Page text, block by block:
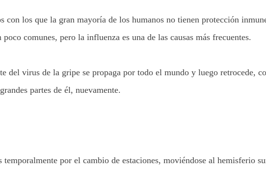
con los que la gran mayoría de los humanos no tienen protección
comunes, pero la influenza es una de las causas más frecuentes.
del virus de la gripe se propaga por todo el mundo y luego retrocede,
partes de él, nuevamente.
temporalmente por el cambio de estaciones, moviéndose al hemisferio